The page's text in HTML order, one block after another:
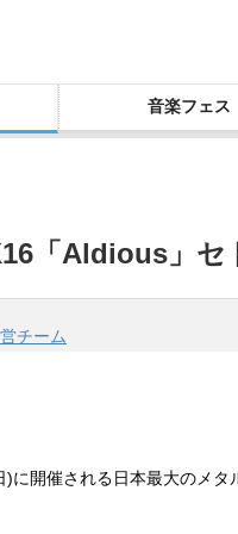
音楽フェス
「Aldious」セ
チーム
に開催される日本最大のメ